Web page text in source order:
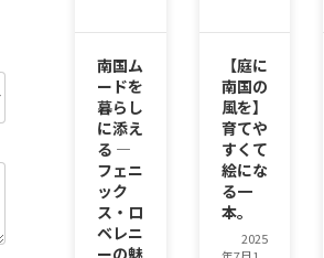
品
南国ム
ードを
暮らし
に添え
る ―
フェニ
ック
ス・ロ
ベレニ
ーの魅
【庭に
南国の
風を】
育てや
すくて
絵にな
る一
本。
2025